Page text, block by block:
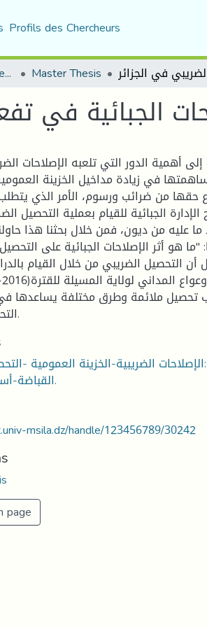
Profils des Chercheurs
Department of management sciences Master Thesis
الجبائية في
أهمية الدور التي تلعبه الإصلاحات
في زيادة مداخيل الخزينة
حقها من ضرائب ورسوم، الأمر الذي
الجبائية للقيام بعملية التحصيل
عليه من ديون، فمن خلال بحثنا هذا
"ما هو أثر الإصلاحات الجبائية على
أن التحصيل الضريبي من خلال القيام
تحصيل ملائمة وطرق مختلفة يساعدها
التحصيل الضريبي.
الضريبية-الخزينة العمومية -
القباضة-أساليب التحصيل.
msila.dz/handle/123456789/30242
page